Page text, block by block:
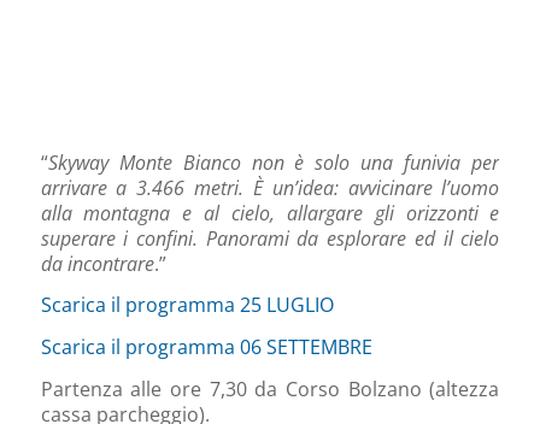
“Skyway Monte Bianco non è solo una funivia per
arrivare a 3.466 metri. È un’idea: avvicinare l’uomo
alla montagna e al cielo, allargare gli orizzonti e
superare i confini. Panorami da esplorare ed il cielo
da incontrare.”
Scarica il programma 25 LUGLIO
Scarica il programma 06 SETTEMBRE
Partenza alle ore 7,30 da Corso Bolzano (altezza
cassa parcheggio).